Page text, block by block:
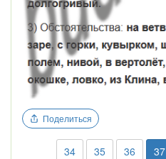
Поделиться
34 35 36 37